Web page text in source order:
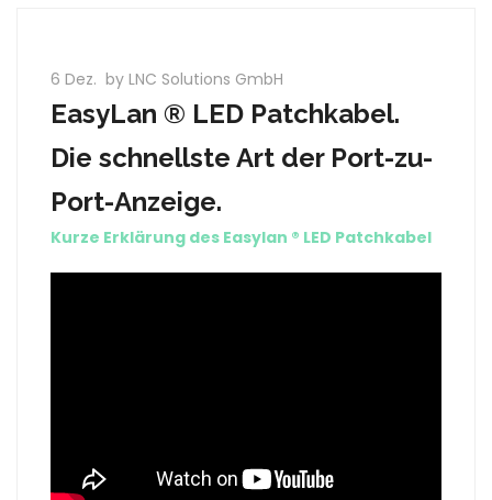
6 Dez. by LNC Solutions GmbH
EasyLan ® LED Patchkabel.
Die schnellste Art der Port-zu-
Port-Anzeige.
Kurze Erklärung des Easylan ® LED Patchkabel